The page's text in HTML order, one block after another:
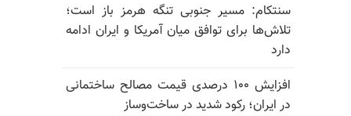
سنتکام: مسیر جنوبی تنگه هرمز باز است؛
تلاش‌ها برای توافق میان آمریکا و ایران ادامه
دارد
افزایش ۱۰۰ درصدی قیمت مصالح ساختمانی
در ایران؛ رکود شدید در ساخت‌وساز